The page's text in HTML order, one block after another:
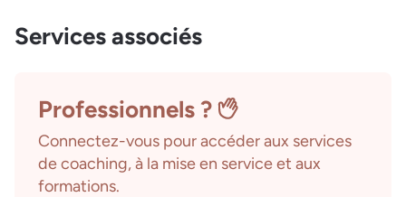
Services associés
Professionnels ?
Connectez-vous pour accéder aux services
de coaching, à la mise en service et aux
formations.